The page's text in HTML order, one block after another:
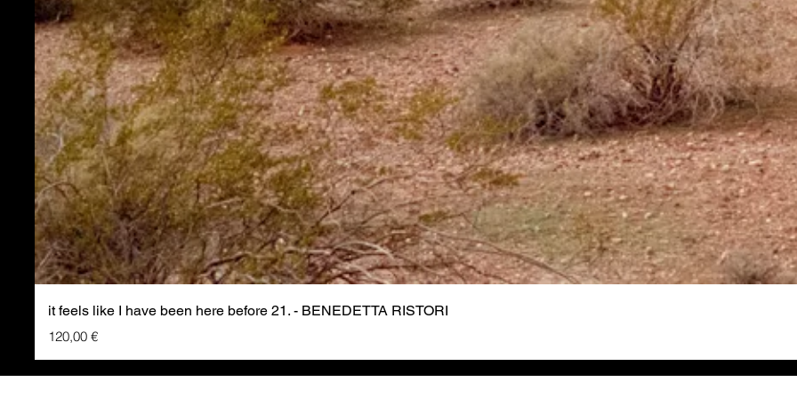
it feels like I have been here before 21. - BENEDETTA RISTORI
Prezzo
120,00 €